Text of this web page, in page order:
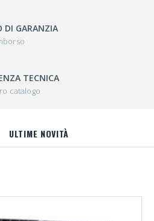
DI GARANZIA
TECNICA
catalogo
ULTIME NOVITÀ